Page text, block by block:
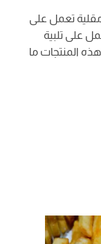
تعمل على
على تلبية
المنتجات ما